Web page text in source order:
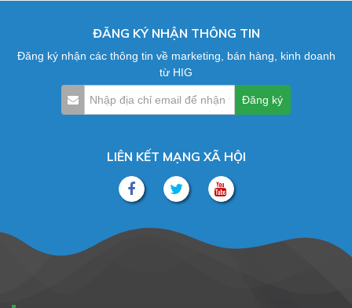
ĐĂNG KÝ NHẬN THÔNG TIN
Đăng ký nhận các thông tin về marketing, bán hàng, kinh doanh
từ HIG
LIÊN KẾT MẠNG XÃ HỘI